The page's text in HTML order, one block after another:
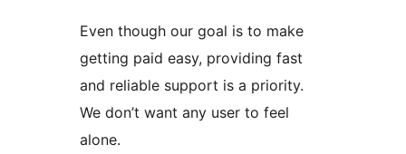
Even though our goal is to make
getting paid easy, providing fast
and reliable support is a priority.
We don’t want any user to feel
alone.